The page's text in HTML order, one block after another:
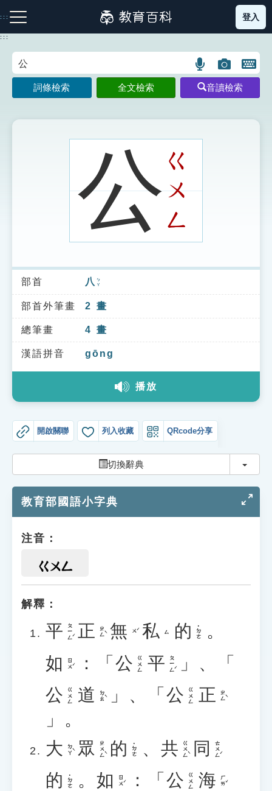
到
主
:::
注音索引圖示 筆畫索引圖示 部首索引表圖示
索引選單
知識索引
單字索引
生命大百科索引
教學應用
貓頭鷹博士
登入
:::
語
言
搜
示
圖
片
搜
開
鍵
圖
詞條檢索 全文檢索 音讀檢索
公ㄍ
ㄨ
ㄥ
部首 八 ㄅㄚ
部首外筆畫 2 畫
總筆畫 4 畫
漢語拼音 gōng
播放
開啟關聯 列入收藏 QRcode分享
切換辭典 切換
教育部國語小字典
注音：
ㄍㄨㄥ
解釋：
平 ㄆㄧㄥˊ 正 ㄓㄥˋ 無 ㄨˊ 私 ㄙ 的 ˙ㄉㄜ 。
如 ㄖㄨˊ ：「 公 ㄍㄨㄥ 平 ㄆㄧㄥˊ
」、「
公 ㄍㄨㄥ 道 ㄉㄠˋ 」、「 公 ㄍㄨㄥ 正 ㄓㄥˋ
」。
大 ㄉㄚˋ 眾 ㄓㄨㄥˋ 的 ˙ㄉㄜ 、 共 ㄍㄨㄥˋ 同 ㄊㄨㄥˊ
的 ˙ㄉㄜ 。 如 ㄖㄨˊ ：「 公 ㄍㄨㄥ 海 ㄏㄞˇ